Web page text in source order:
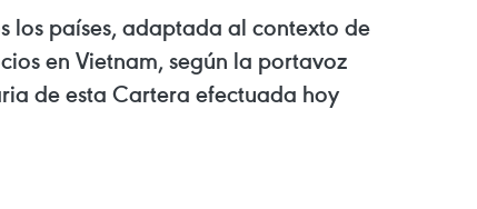
los países, adaptada al contexto de
en Vietnam, según la portavoz
de esta Cartera efectuada hoy